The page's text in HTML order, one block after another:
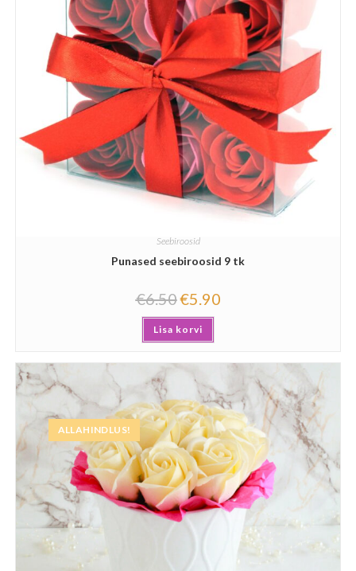
Seebiroosid
Punased seebiroosid 9 tk
€6.50€5.90
Lisa korvi
ALLAHINDLUS!